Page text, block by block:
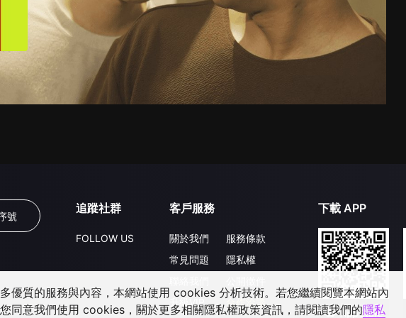
號
追蹤社群
FOLLOW US
客戶服務
關於我們
常見問題
升級VIP
服務條款
隱私權
合作洽談
下載 APP
優質的服務與內容，本網站使用 cookies 分析技術。若您繼續閱覽本網站內
同意我們使用 cookies，關於更多相關隱私權政策資訊，請閱讀我們的隱私